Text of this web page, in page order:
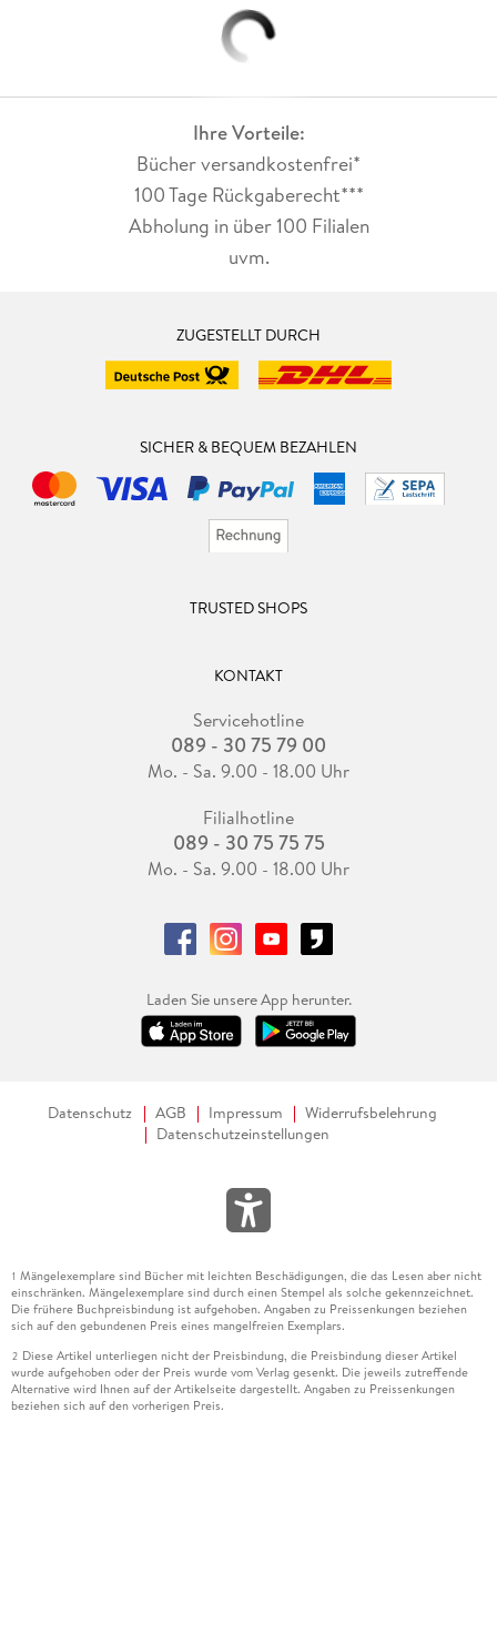
Ihre Vorteile:
Bücher versandkostenfrei*
100 Tage Rückgaberecht***
Abholung in über 100 Filialen
uvm.
ZUGESTELLT DURCH
SICHER & BEQUEM BEZAHLEN
TRUSTED SHOPS
KONTAKT
Servicehotline
089 - 30 75 79 00
Mo. - Sa. 9.00 - 18.00 Uhr
Filialhotline
089 - 30 75 75 75
Mo. - Sa. 9.00 - 18.00 Uhr
Laden Sie unsere App herunter.
Datenschutz AGB Impressum
Widerrufsbelehrung
Datenschutzeinstellungen
1 Mängelexemplare sind Bücher mit leichten Beschädigungen, die das Lesen aber nicht
einschränken. Mängelexemplare sind durch einen Stempel als solche gekennzeichnet.
Die frühere Buchpreisbindung ist aufgehoben. Angaben zu Preissenkungen beziehen
sich auf den gebundenen Preis eines mangelfreien Exemplars.
2 Diese Artikel unterliegen nicht der Preisbindung, die Preisbindung dieser Artikel
wurde aufgehoben oder der Preis wurde vom Verlag gesenkt. Die jeweils zutreffende
Alternative wird Ihnen auf der Artikelseite dargestellt. Angaben zu Preissenkungen
beziehen sich auf den vorherigen Preis.